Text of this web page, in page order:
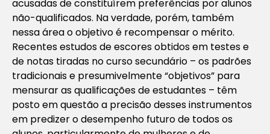
acusadas de constituírem preferências por alunos
não-qualificados. Na verdade, porém, também
nessa área o objetivo é recompensar o mérito.
Recentes estudos de escores obtidos em testes e
de notas tiradas no curso secundário – os padrões
tradicionais e presumivelmente “objetivos” para
mensurar as qualificações de estudantes – têm
posto em questão a precisão desses instrumentos
em predizer o desempenho futuro de todos os